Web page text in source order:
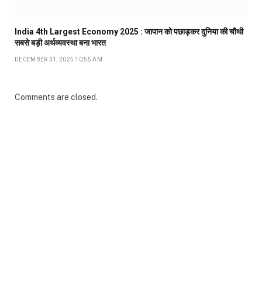
India 4th Largest Economy 2025 : जापान को पछाड़कर दुनिया की चौथी
सबसे बड़ी अर्थव्यवस्था बना भारत
DECEMBER 31, 2025 10:55 AM
Comments are closed.